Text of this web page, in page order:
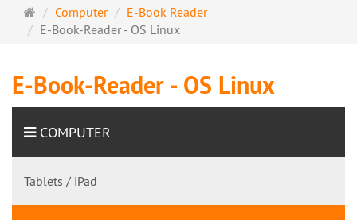
Startseite
Computer
E-Book Reader
E-Book-Reader - OS Linux
E-Book-Reader - OS Linux
COMPUTER
Tablets / iPad